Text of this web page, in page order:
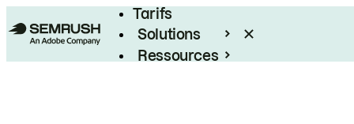
Tarifs
Solutions
Ressources